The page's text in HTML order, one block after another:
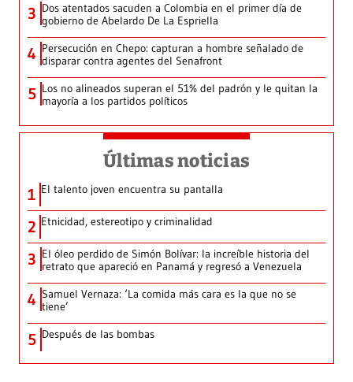
3 Dos atentados sacuden a Colombia en el primer día de
gobierno de Abelardo De La Espriella
4 Persecución en Chepo: capturan a hombre señalado de
disparar contra agentes del Senafront
5 Los no alineados superan el 51% del padrón y le quitan la
mayoría a los partidos políticos
Últimas noticias
1 El talento joven encuentra su pantalla​
2 Etnicidad, estereotipo y criminalidad
3 El óleo perdido de Simón Bolívar: la increíble historia del
retrato que apareció en Panamá y regresó a Venezuela
4 Samuel Vernaza: ‘La comida más cara es la que no se
tiene’
5 Después de las bombas